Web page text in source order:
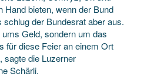
Hand bieten, wenn der Bund
der Bundesrat aber aus.
Geld, sondern um das
für diese Feier an einem Ort
sagte die Luzerner
Schärli.